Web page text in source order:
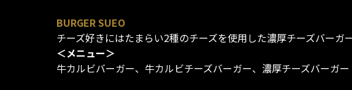
BURGER SUEO
チーズ好きにはたまらい2種のチーズを使用した濃厚チーズバーガ
＜メニュー＞
牛カルビバーガー、牛カルビチーズバーガー、濃厚チーズバーガー